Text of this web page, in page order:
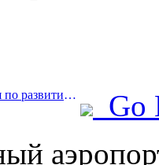
Prev:Национальная комиссия по развитию и реформам опубликовала первую партию из 49 высококачественных мест для занятий спортом на открытом воздухе.
Go